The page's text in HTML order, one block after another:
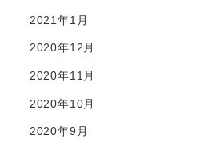
2021年1月
2020年12月
2020年11月
2020年10月
2020年9月